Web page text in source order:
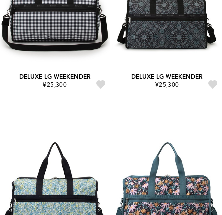
DELUXE LG WEEKENDER
¥25,300
DELUXE LG WEEKENDER
¥25,300